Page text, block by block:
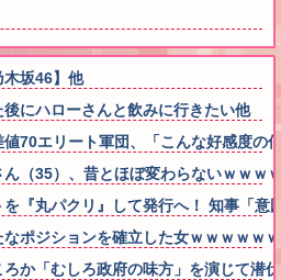
坂46】他
後にハローさんと飲みに行きたい他
70エリート軍団、「こんな好感度の
ん（35）、昔とほぼ変わらないｗｗｗ
『丸パクリ』して発行へ！ 知事「意
なポジションを確立した女ｗｗｗｗｗ
か「むしろ政府の味方」を演じて潜